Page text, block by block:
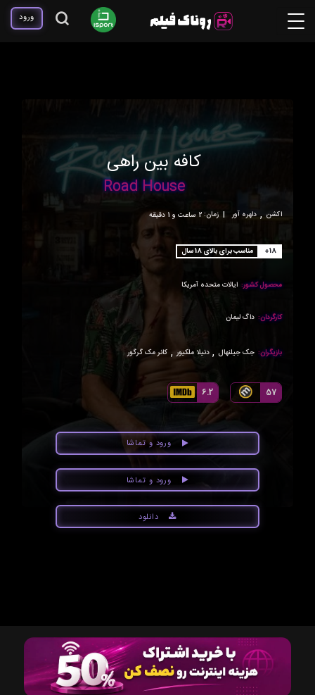
ورود
کافه بین راهی
Road House
اکشن , دلهره آور | زمان:2ساعت و 1 دقیقه
+18 مناسب برای بالای 18 سال
محصول کشور: ایالات متحده آمریکا
کارگردان: داگ لیمان
بازیگران: جک جیلنهال , دنیلا ملکیور , کانر مک گرگور
57
6.2
ورود و تماشا
ورود و تماشا
دانلود